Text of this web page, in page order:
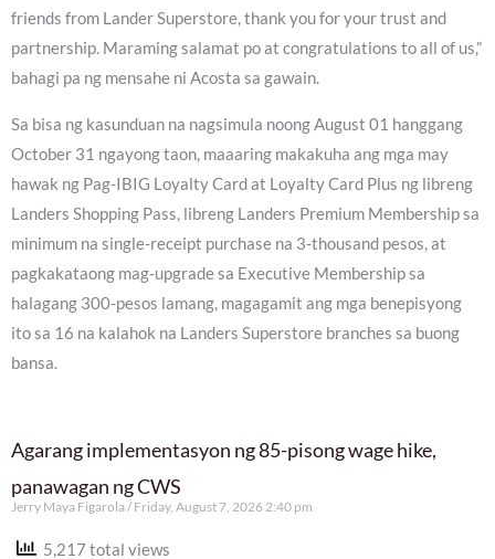
friends from Lander Superstore, thank you for your trust and
partnership. Maraming salamat po at congratulations to all of us,”
bahagi pa ng mensahe ni Acosta sa gawain.
Sa bisa ng kasunduan na nagsimula noong August 01 hanggang
October 31 ngayong taon, maaaring makakuha ang mga may
hawak ng Pag-IBIG Loyalty Card at Loyalty Card Plus ng libreng
Landers Shopping Pass, libreng Landers Premium Membership sa
minimum na single-receipt purchase na 3-thousand pesos, at
pagkakataong mag-upgrade sa Executive Membership sa
halagang 300-pesos lamang, magagamit ang mga benepisyong
ito sa 16 na kalahok na Landers Superstore branches sa buong
bansa.
Agarang implementasyon ng 85-pisong wage hike,
panawagan ng CWS
Jerry Maya Figarola Friday, August 7, 2026 2:40 pm
5,217 total views